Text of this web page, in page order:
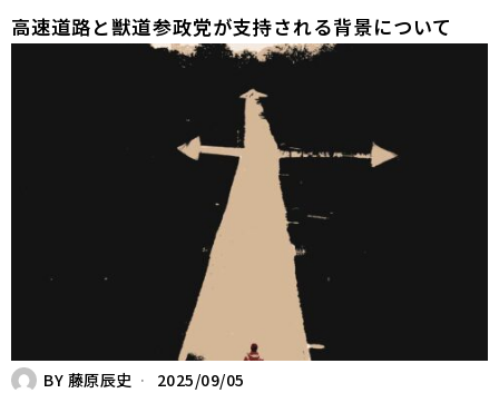
高速道路と獣道――参政党が支持される背景について
BY 藤原辰史 2025/09/05